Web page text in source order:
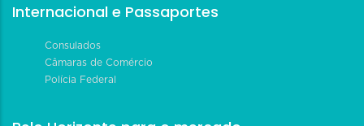
Internacional e Passaportes
Consulados
Câmaras de Comércio
Polícia Federal